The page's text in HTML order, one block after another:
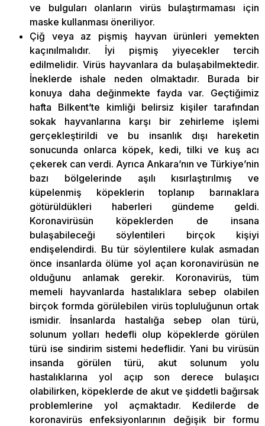
ve bulguları olanların virüs bulaştırmaması için
maske kullanması öneriliyor.
Çiğ veya az pişmiş hayvan ürünleri yemekten
kaçınılmalıdır. İyi pişmiş yiyecekler tercih
edilmelidir. Virüs hayvanlara da bulaşabilmektedir.
İneklerde ishale neden olmaktadır. Burada bir
konuya daha değinmekte fayda var. Geçtiğimiz
hafta Bilkent’te kimliği belirsiz kişiler tarafından
sokak hayvanlarına karşı bir zehirleme işlemi
gerçekleştirildi ve bu insanlık dışı hareketin
sonucunda onlarca köpek, kedi, tilki ve kuş acı
çekerek can verdi. Ayrıca Ankara’nın ve Türkiye’nin
bazı bölgelerinde aşılı kısırlaştırılmış ve
küpelenmiş köpeklerin toplanıp barınaklara
götürüldükleri haberleri gündeme geldi.
Koronavirüsün köpeklerden de insana
bulaşabileceği söylentileri birçok kişiyi
endişelendirdi. Bu tür söylentilere kulak asmadan
önce insanlarda ölüme yol açan koronavirüsün ne
olduğunu anlamak gerekir. Koronavirüs, tüm
memeli hayvanlarda hastalıklara sebep olabilen
birçok formda görülebilen virüs topluluğunun ortak
ismidir. İnsanlarda hastalığa sebep olan türü,
solunum yolları hedefli olup köpeklerde görülen
türü ise sindirim sistemi hedeflidir. Yani bu virüsün
insanda görülen türü, akut solunum yolu
hastalıklarına yol açıp son derece bulaşıcı
olabilirken, köpeklerde de akut ve şiddetli bağırsak
problemlerine yol açmaktadır. Kedilerde de
koronavirüs enfeksiyonlarının değişik bir formu